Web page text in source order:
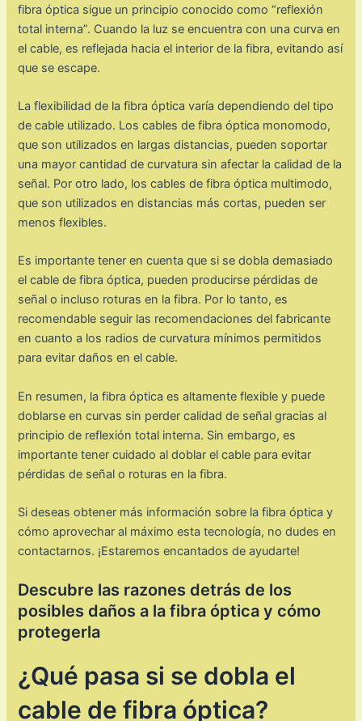
fibra óptica sigue un principio conocido como “reflexión
total interna”. Cuando la luz se encuentra con una curva en
el cable, es reflejada hacia el interior de la fibra, evitando así
que se escape.
La flexibilidad de la fibra óptica varía dependiendo del tipo
de cable utilizado. Los cables de fibra óptica monomodo,
que son utilizados en largas distancias, pueden soportar
una mayor cantidad de curvatura sin afectar la calidad de la
señal. Por otro lado, los cables de fibra óptica multimodo,
que son utilizados en distancias más cortas, pueden ser
menos flexibles.
Es importante tener en cuenta que si se dobla demasiado
el cable de fibra óptica, pueden producirse pérdidas de
señal o incluso roturas en la fibra. Por lo tanto, es
recomendable seguir las recomendaciones del fabricante
en cuanto a los radios de curvatura mínimos permitidos
para evitar daños en el cable.
En resumen, la fibra óptica es altamente flexible y puede
doblarse en curvas sin perder calidad de señal gracias al
principio de reflexión total interna. Sin embargo, es
importante tener cuidado al doblar el cable para evitar
pérdidas de señal o roturas en la fibra.
Si deseas obtener más información sobre la fibra óptica y
cómo aprovechar al máximo esta tecnología, no dudes en
contactarnos. ¡Estaremos encantados de ayudarte!
Descubre las razones detrás de los
posibles daños a la fibra óptica y cómo
protegerla
¿Qué pasa si se dobla el
cable de fibra óptica?